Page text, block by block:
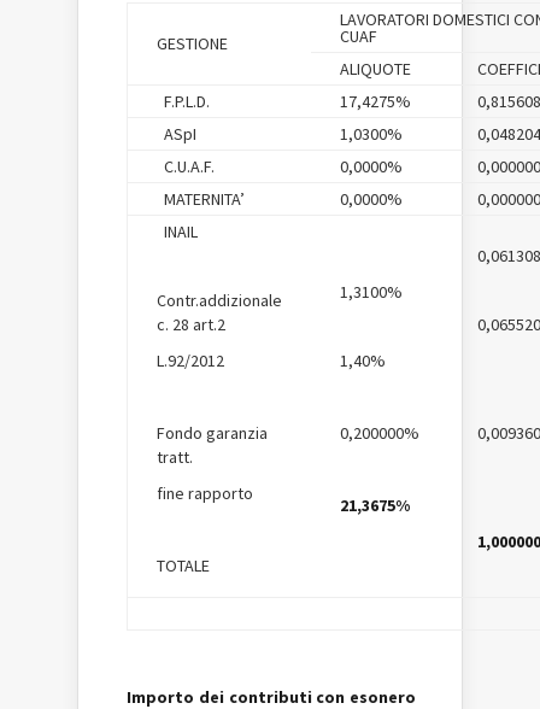
GESTIONE
LAVORATORI DOMESTICI
CUAF
ALIQUOTE
F.P.L.D.
17,4275%
0,815608
ASpI
1,0300%
0,048204
C.U.A.F.
0,0000%
0,000000
MATERNITA’
0,0000%
0,000000
INAIL
Contr.addizionale
c. 28 art.2
L.92/2012
Fondo garanzia
tratt.
fine rapporto
TOTALE
1,3100%
1,40%
0,200000%
21,3675%
0,061308
0,065520
0,009360
1,000000
Importo dei contributi con esonero